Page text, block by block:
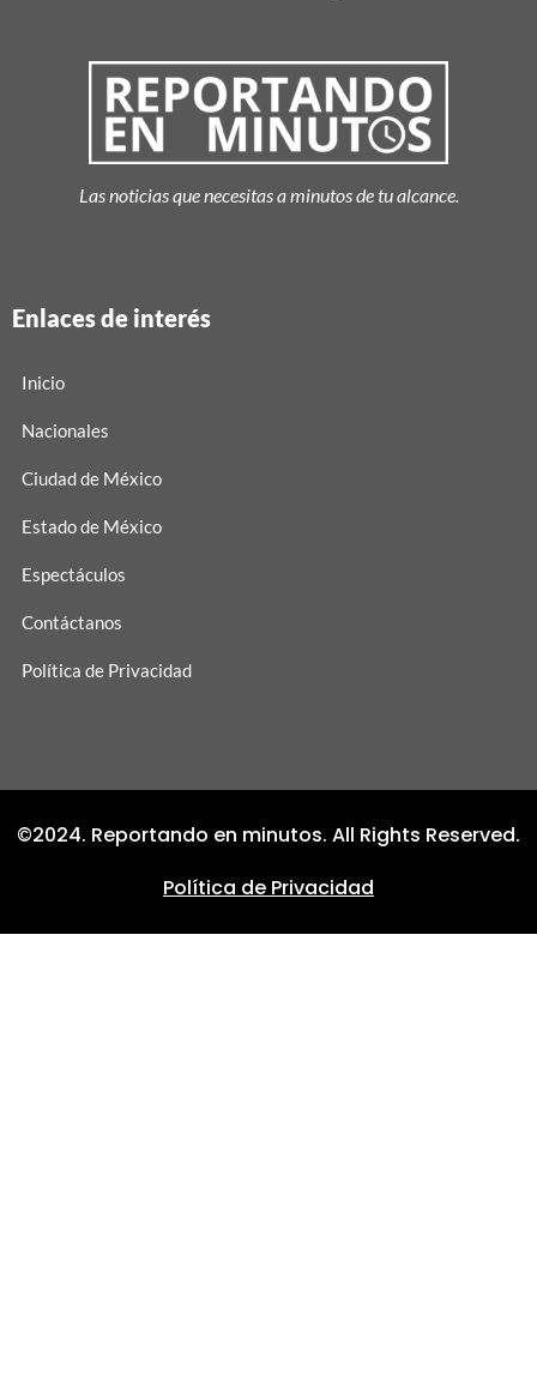
Las noticias que necesitas a minutos de tu alcance.
Enlaces de interés
Inicio
Nacionales
Ciudad de México
Estado de México
Espectáculos
Contáctanos
Política de Privacidad
©2024. Reportando en minutos. All Rights Reserved.
Política de Privacidad